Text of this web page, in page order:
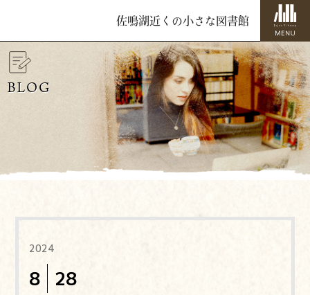
佐鳴湖近くの小さな図書館
BLOG
2024
8 28